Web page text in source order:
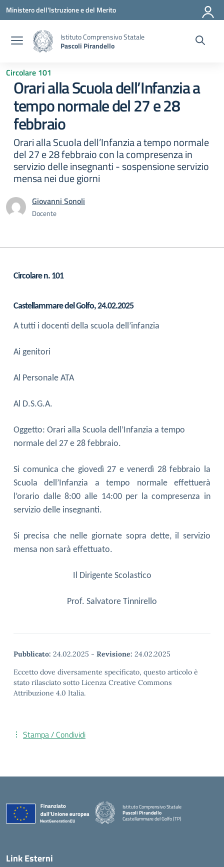
Vai ai contenuti
Vai al menu di navigazione
Vai al footer
Ministero dell'Istruzione e del Merito
Istituto Comprensivo Statale
Pascoli Pirandello
Circolare 101
Orari alla Scuola dell’Infanzia a
tempo normale del 27 e 28
febbraio
Orari alla Scuola dell’Infanzia a tempo normale
del 27 e 28 febbraio con la compresenza in
servizio delle insegnanti - sospensione servizio
mensa nei due giorni
Giovanni Sonoli
Docente
Circolare n. 101
Castellammare del Golfo, 24.02.2025
A tutti i docenti della scuola dell’infanzia
Ai genitori
Al Personale ATA
Al D.S.G.A.
Oggetto: Orari alla Scuola dell’Infanzia a tempo
normale del 27 e 28 febbraio.
Si comunica che giovedì 27 e venerdì 28 febbraio la
Scuola dell’Infanzia a tempo normale effettuerà
l’orario dalle 8:00 alle 14:00 per la compresenza in
servizio delle insegnanti.
Si precisa che nelle giornate sopra dette, il servizio
mensa non sarà effettuato.
Il Dirigente Scolastico
Prof. Salvatore Tinnirello
Pubblicato: 24.02.2025 - Revisione: 24.02.2025
Eccetto dove diversamente specificato, questo articolo è
stato rilasciato sotto Licenza Creative Commons
Attribuzione 4.0 Italia.
Stampa / Condividi
Istituto Comprensivo Statale
Pascoli Pirandello
Castellammare del Golfo (TP)
Link Esterni